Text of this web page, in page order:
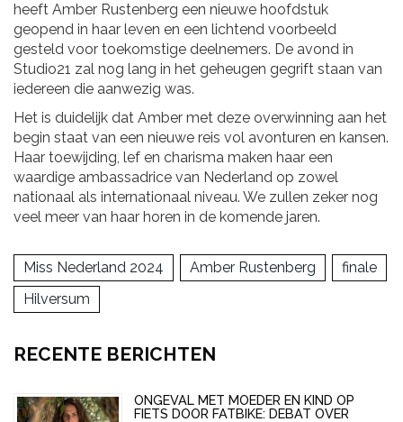
heeft Amber Rustenberg een nieuwe hoofdstuk
geopend in haar leven en een lichtend voorbeeld
gesteld voor toekomstige deelnemers. De avond in
Studio21 zal nog lang in het geheugen gegrift staan van
iedereen die aanwezig was.
Het is duidelijk dat Amber met deze overwinning aan het
begin staat van een nieuwe reis vol avonturen en kansen.
Haar toewijding, lef en charisma maken haar een
waardige ambassadrice van Nederland op zowel
nationaal als internationaal niveau. We zullen zeker nog
veel meer van haar horen in de komende jaren.
Miss Nederland 2024 Amber Rustenberg
finale
Hilversum
RECENTE BERICHTEN
ONGEVAL MET MOEDER EN KIND OP
FIETS DOOR FATBIKE: DEBAT OVER